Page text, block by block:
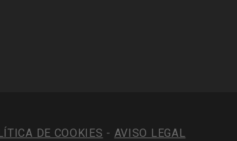
DE COOKIES - AVISO LEGAL